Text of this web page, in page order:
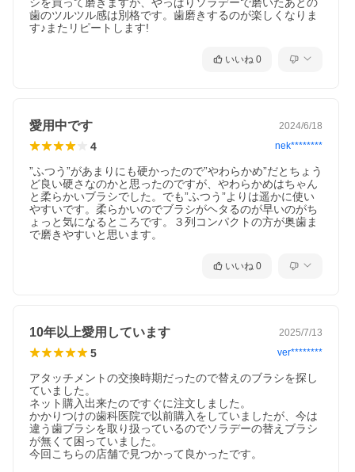
シを買って磨きますが、やっぱりソラデーで磨いたあとの
歯のツルツル感は別格です。歯磨きするのが楽しくなりま
す♪またリピートします!
いいね 0
愛用中です 2024/6/18
4 nek********
”ふつう”があまりにも硬かったので”やわらかめ”だとちょう
ど良い硬さなのかと思ったのですが、やわらかめはちゃん
と柔らかいブラシでした。でも”ふつう”よりは遥かに使い
やすいです。柔らかいのでブラシがヘタるのが早いのがち
ょっと気になるところです。３列コンパクトの方が奥歯ま
で磨きやすいと思います。
いいね 0
10年以上愛用しています 2025/7/13
5 ver********
アタッチメントの交換時期だったので替えのブラシを探し
ていました。
ネット購入出来たのですぐに注文しました。
かかりつけの歯科医院で以前購入をしていましたが、今は
違う歯ブラシを取り扱っているのでソラデーの替えブラシ
が無くて困っていました。
今回こちらの店舗で見つかって良かったです。